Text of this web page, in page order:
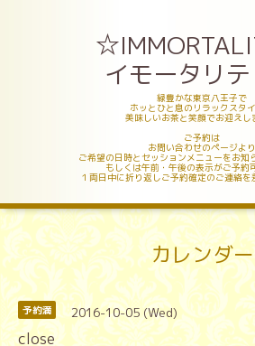
イモータリ
緑豊かな東京八王子で
ホッとひと息のリラックスタ
美味しいお茶と笑顔でお迎え
ご予約は
お問い合わせのページより
ご希望の日時とセッションメニューをお
もしくは午前・午後の表示がご予約
１両日中に折り返しご予約確定のご連絡を
カレンダー
予約満 2016-10-05 (Wed)
close